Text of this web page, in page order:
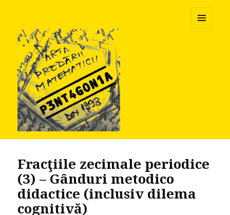
Fracţiile zecimale periodice
(3) – Gânduri metodico
didactice (inclusiv dilema
cognitivă)